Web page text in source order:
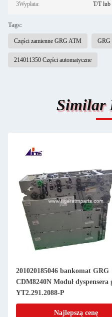
3Wypłata: T/T lub
Tags:
Części zamienne GRG ATM GRG
214011350 Części automatyczne
Similar
201020185046 bankomat GRG
CDM8240N Moduł dyspensera
YT2.291.2088-P
Najlepszą cenę